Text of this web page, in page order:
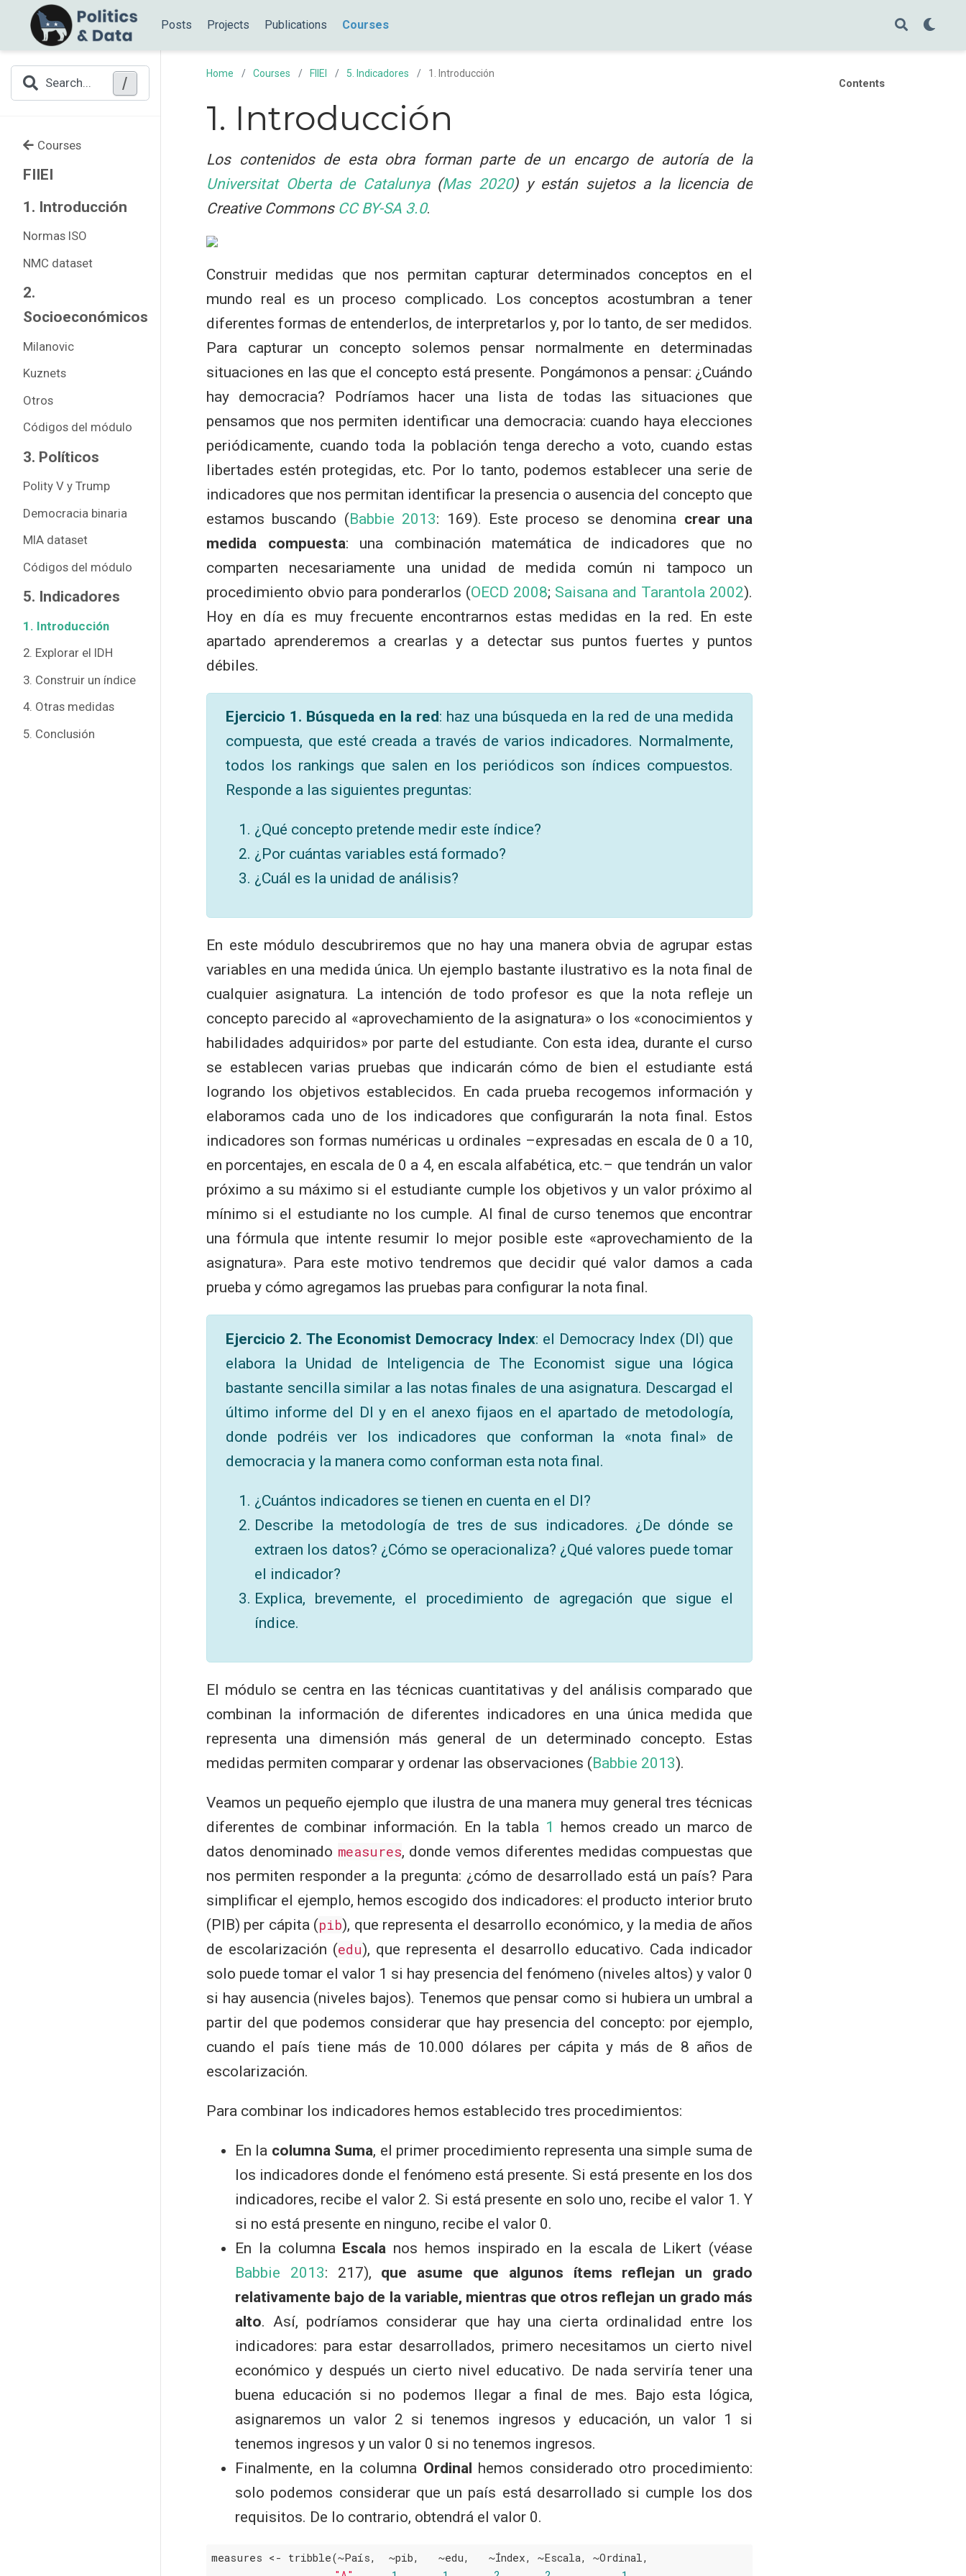
Posts Projects Publications Courses
Search... /
Courses
FIIEI
1. Introducción
Normas ISO
NMC dataset
2.
Socioeconómicos
Milanovic
Kuznets
Otros
Códigos del módulo
3. Políticos
Polity V y Trump
Democracia binaria
MIA dataset
Códigos del módulo
5. Indicadores
1. Introducción
2. Explorar el IDH
3. Construir un índice
4. Otras medidas
5. Conclusión
Contents
Home Courses FIIEI 5. Indicadores 1. Introducción
1. Introducción
Los contenidos de esta obra forman parte de un encargo de autoría de la
Universitat Oberta de Catalunya (Mas 2020)y están sujetos a la licencia de
Creative Commons CC BY-SA 3.0.
Construir medidas que nos permitan capturar determinados conceptos en el
mundo real es un proceso complicado. Los conceptos acostumbran a tener
diferentes formas de entenderlos, de interpretarlos y, por lo tanto, de ser medidos.
Para capturar un concepto solemos pensar normalmente en determinadas
situaciones en las que el concepto está presente. Pongámonos a pensar: ¿Cuándo
hay democracia? Podríamos hacer una lista de todas las situaciones que
pensamos que nos permiten identificar una democracia: cuando haya elecciones
periódicamente, cuando toda la población tenga derecho a voto, cuando estas
libertades estén protegidas, etc. Por lo tanto, podemos establecer una serie de
indicadores que nos permitan identificar la presencia o ausencia del concepto que
estamos buscando (Babbie 2013: 169). Este proceso se denomina crear una
medida compuesta: una combinación matemática de indicadores que no
comparten necesariamente una unidad de medida común ni tampoco un
procedimiento obvio para ponderarlos (OECD 2008; Saisana and Tarantola 2002).
Hoy en día es muy frecuente encontrarnos estas medidas en la red. En este
apartado aprenderemos a crearlas y a detectar sus puntos fuertes y puntos
débiles.
Ejercicio 1. Búsqueda en la red: haz una búsqueda en la red de una medida
compuesta, que esté creada a través de varios indicadores. Normalmente,
todos los rankings que salen en los periódicos son índices compuestos.
Responde a las siguientes preguntas:
¿Qué concepto pretende medir este índice?
¿Por cuántas variables está formado?
¿Cuál es la unidad de análisis?
En este módulo descubriremos que no hay una manera obvia de agrupar estas
variables en una medida única. Un ejemplo bastante ilustrativo es la nota final de
cualquier asignatura. La intención de todo profesor es que la nota refleje un
concepto parecido al «aprovechamiento de la asignatura» o los «conocimientos y
habilidades adquiridos» por parte del estudiante. Con esta idea, durante el curso
se establecen varias pruebas que indicarán cómo de bien el estudiante está
logrando los objetivos establecidos. En cada prueba recogemos información y
elaboramos cada uno de los indicadores que configurarán la nota final. Estos
indicadores son formas numéricas u ordinales –expresadas en escala de 0 a 10,
en porcentajes, en escala de 0 a 4, en escala alfabética, etc.– que tendrán un valor
próximo a su máximo si el estudiante cumple los objetivos y un valor próximo al
mínimo si el estudiante no los cumple. Al final de curso tenemos que encontrar
una fórmula que intente resumir lo mejor posible este «aprovechamiento de la
asignatura». Para este motivo tendremos que decidir qué valor damos a cada
prueba y cómo agregamos las pruebas para configurar la nota final.
Ejercicio 2. The Economist Democracy Index: el Democracy Index (DI) que
elabora la Unidad de Inteligencia de The Economist sigue una lógica
bastante sencilla similar a las notas finales de una asignatura. Descargad el
último informe del DI y en el anexo fijaos en el apartado de metodología,
donde podréis ver los indicadores que conforman la «nota final» de
democracia y la manera como conforman esta nota final.
¿Cuántos indicadores se tienen en cuenta en el DI?
Describe la metodología de tres de sus indicadores. ¿De dónde se
extraen los datos? ¿Cómo se operacionaliza? ¿Qué valores puede tomar
el indicador?
Explica, brevemente, el procedimiento de agregación que sigue el
índice.
El módulo se centra en las técnicas cuantitativas y del análisis comparado que
combinan la información de diferentes indicadores en una única medida que
representa una dimensión más general de un determinado concepto. Estas
medidas permiten comparar y ordenar las observaciones (Babbie 2013).
Veamos un pequeño ejemplo que ilustra de una manera muy general tres técnicas
diferentes de combinar información. En la tabla 1 hemos creado un marco de
datos denominado measures, donde vemos diferentes medidas compuestas que
nos permiten responder a la pregunta: ¿cómo de desarrollado está un país? Para
simplificar el ejemplo, hemos escogido dos indicadores: el producto interior bruto
(PIB) per cápita (pib), que representa el desarrollo económico, y la media de años
de escolarización (edu), que representa el desarrollo educativo. Cada indicador
solo puede tomar el valor 1 si hay presencia del fenómeno (niveles altos) y valor 0
si hay ausencia (niveles bajos). Tenemos que pensar como si hubiera un umbral a
partir del que podemos considerar que hay presencia del concepto: por ejemplo,
cuando el país tiene más de 10.000 dólares per cápita y más de 8 años de
escolarización.
Para combinar los indicadores hemos establecido tres procedimientos:
En la columna Suma, el primer procedimiento representa una simple suma de
los indicadores donde el fenómeno está presente. Si está presente en los dos
indicadores, recibe el valor 2. Si está presente en solo uno, recibe el valor 1. Y
si no está presente en ninguno, recibe el valor 0.
En la columna Escala nos hemos inspirado en la escala de Likert (véase
Babbie 2013: 217), que asume que algunos ítems reflejan un grado
relativamente bajo de la variable, mientras que otros reflejan un grado más
alto. Así, podríamos considerar que hay una cierta ordinalidad entre los
indicadores: para estar desarrollados, primero necesitamos un cierto nivel
económico y después un cierto nivel educativo. De nada serviría tener una
buena educación si no podemos llegar a final de mes. Bajo esta lógica,
asignaremos un valor 2 si tenemos ingresos y educación, un valor 1 si
tenemos ingresos y un valor 0 si no tenemos ingresos.
Finalmente, en la columna Ordinal hemos considerado otro procedimiento:
solo podemos considerar que un país está desarrollado si cumple los dos
requisitos. De lo contrario, obtendrá el valor 0.
measures <- tribble(~País,  ~pib,   ~edu,   ~Índex, ~Escala, ~Ordinal,